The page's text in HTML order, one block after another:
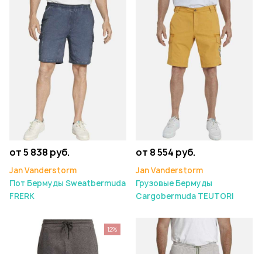
от 5 838 руб.
Jan Vanderstorm
Пот Бермуды Sweatbermuda
FRERK
от 8 554 руб.
Jan Vanderstorm
Грузовые Бермуды
Cargobermuda TEUTORI
12%